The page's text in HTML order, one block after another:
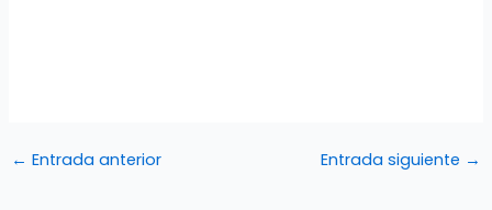
← Entrada anterior Entrada siguiente →